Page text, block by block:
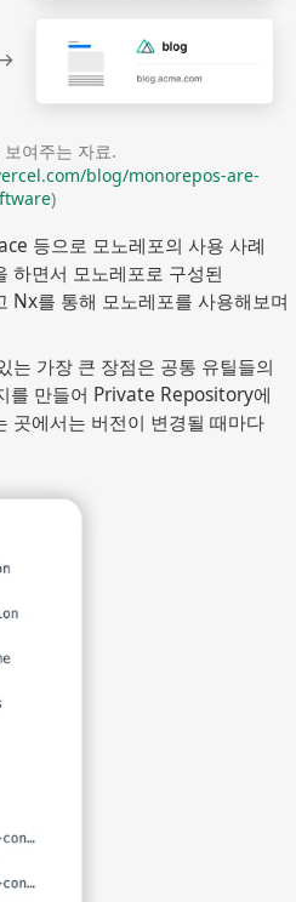
여주는 자료.
blog/monorepos-are-
)
등으로 모노레포의 사용 사례
하면서 모노레포로 구성된
Nx를 통해 모노레포를 사용해보며
는 가장 큰 장점은 공통 유틸들의
를 만들어 Private Repository에
곳에서는 버전이 변경될 때마다